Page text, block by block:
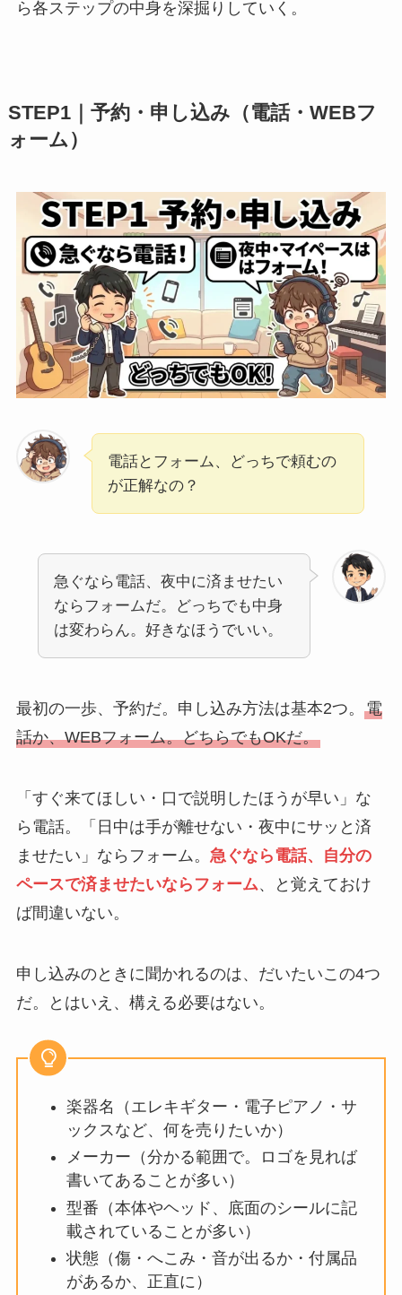
ら各ステップの中身を深掘りしていく。
STEP1｜予約・申し込み（電話・WEBフ
ォーム）
電話とフォーム、どっちで頼むの
が正解なの？
急ぐなら電話、夜中に済ませたい
ならフォームだ。どっちでも中身
は変わらん。好きなほうでいい。
最初の一歩、予約だ。申し込み方法は基本2つ。 電
話か、WEBフォーム。どちらでもOKだ。
「すぐ来てほしい・口で説明したほうが早い」な
ら電話。「日中は手が離せない・夜中にサッと済
ませたい」ならフォーム。 急ぐなら電話、自分の
ペースで済ませたいならフォーム、と覚えておけ
ば間違いない。
申し込みのときに聞かれるのは、だいたいこの4つ
だ。とはいえ、構える必要はない。
楽器名（エレキギター・電子ピアノ・サ
ックスなど、何を売りたいか）
メーカー（分かる範囲で。ロゴを見れば
書いてあることが多い）
型番（本体やヘッド、底面のシールに記
載されていることが多い）
状態（傷・へこみ・音が出るか・付属品
があるか、正直に）